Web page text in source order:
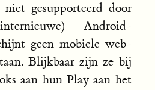
niet gesupporteerd door
Android-
geen mobiele web-
Blijkbaar zijn ze bij
aan hun Play aan het